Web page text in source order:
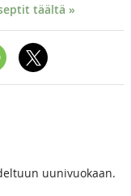
täältä »
uunivuokaan.